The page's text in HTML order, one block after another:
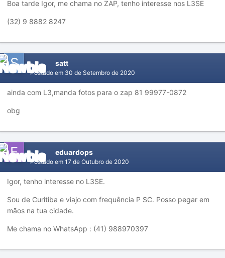
Boa tarde Igor, me chama no ZAP, tenho interesse nos L3SE
(32) 9 8882 8247
satt
Postado em 30 de Setembro de 2020
ainda com L3,manda fotos para o zap 81 99977-0872
obg
eduardops
Postado em 17 de Outubro de 2020
Igor, tenho interesse no L3SE.
Sou de Curitiba e viajo com frequência P SC. Posso pegar em
mãos na tua cidade.
Me chama no WhatsApp : (41) 988970397